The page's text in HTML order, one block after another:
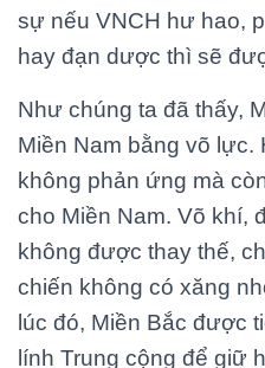
sự nếu VNCH hư hao,
hay đạn dược thì sẽ
Như chúng ta đã thấy,
Miền Nam bằng võ lực.
không phản ứng mà
cho Miền Nam. Võ khí,
không được thay thế,
chiến không có xăng
lúc đó, Miền Bắc được
lính Trung cộng để giữ